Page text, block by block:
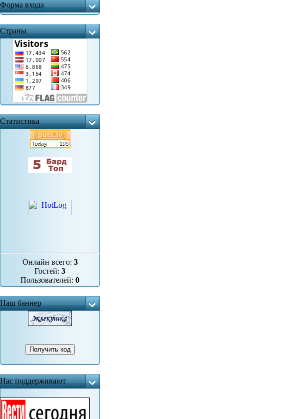
Форма входа
Страны
Статистика
Онлайн всего: 3
Гостей: 3
Пользователей: 0
Наш баннер
Нас поддерживают